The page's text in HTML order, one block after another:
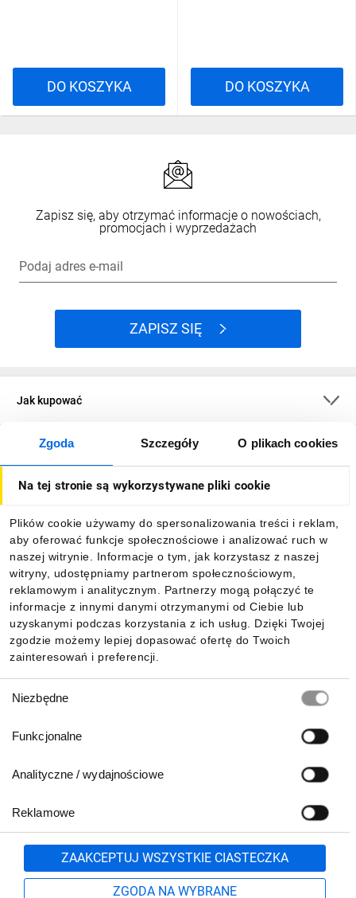
Zgoda Szczegóły O plikach cookies
Na tej stronie są wykorzystywane pliki cookie
Plików cookie używamy do spersonalizowania treści i reklam,
aby oferować funkcje społecznościowe i analizować ruch w
naszej witrynie. Informacje o tym, jak korzystasz z naszej
witryny, udostępniamy partnerom społecznościowym,
reklamowym i analitycznym. Partnerzy mogą połączyć te
informacje z innymi danymi otrzymanymi od Ciebie lub
uzyskanymi podczas korzystania z ich usług. Dzięki Twojej
zgodzie możemy lepiej dopasować ofertę do Twoich
zainteresowań i preferencji.
zgody
Niezbędne
Funkcjonalne
Analityczne / wydajnościowe
Reklamowe
ZAAKCEPTUJ WSZYSTKIE CIASTECZKA
ZGODA NA WYBRANE
DO KOSZYKA DO KOSZYKA
Zapisz się, aby otrzymać informacje o nowościach,
promocjach i wyprzedażach
Podaj adres e-mail
ZAPISZ SIĘ
Jak kupować
O firmie
Informacje
Pobierz naszą aplikację mobilną:
801 500 700 lub
71 37 61 600
Formularz kontaktowy